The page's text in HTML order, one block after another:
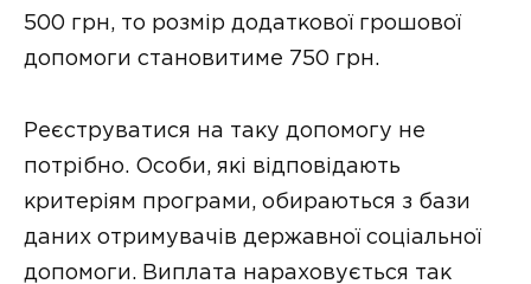
500 грн, то розмір додаткової грошової
допомоги становитиме 750 грн.
Pеєструватися на таку допомогу не
потрібно. Особи, які відповідають
критеріям програми, обираються з бази
даних отримувачів державної соціальної
допомоги. Виплата нараховується так